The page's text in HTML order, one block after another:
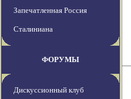
Запечатленная Россия
Сталиниана
ФОРУМЫ
Дискуссионный клуб